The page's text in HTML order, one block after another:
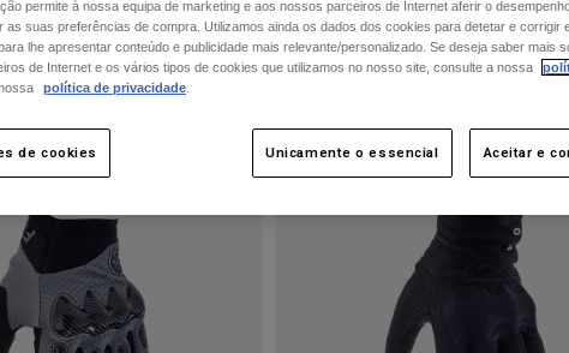
permite à nossa equipa de marketing e aos nossos parceiros de Internet aferir o
as suas preferências de compra. Utilizamos ainda os dados dos cookies para detetar e corrigir
lhe apresentar conteúdo e publicidade mais relevante/personalizado. Se deseja saber mais
de Internet e os vários tipos de cookies que utilizamos no nosso site, consulte a nossa
política de privacidade.
de cookies Unicamente o essencial Aceitar e